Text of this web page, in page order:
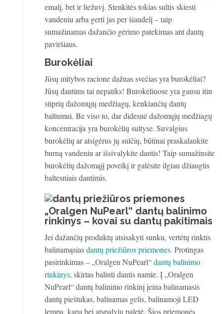
emalį, bet ir liežuvį. Stenkitės tokias sultis skiesti
vandeniu arba gerti jas per šiaudelį – taip
sumažinamas dažančio gėrimo patekimas ant dantų
paviršiaus.
Burokėliai
Jūsų mitybos racione dažnas svečias yra burokėliai?
Jūsų dantims tai nepatiks! Burokėliuose yra gausu itin
stiprių dažomųjų medžiagų, kenkiančių dantų
baltumui. Be viso to, dar didesnė dažomųjų medžiagų
koncentracija yra burokėlių sultyse. Suvalgius
burokėlių ar atsigėrus jų sulčių, būtinai praskalaukite
burną vandeniu ar išsivalykite dantis! Taip sumažinsite
burokėlių dažomąjį poveikį ir galėsite ilgiau džiaugtis
baltesniais dantimis.
„Oralgen NuPearl“ dantų balinimo
rinkinys – kovai su dantų pakitimais
Jei dažančių produktų atsisakyti sunku, vertėtų rinktis
balinamąsiasdantų priežiūros priemones. Protingas
pasirinkimas – „Oralgen NuPearl“dantų balinimo
rinkinys, skirtas balinti dantis namie. Į „Oralgen
NuPearl“ dantų balinimo rinkinį įeina balinamasis
dantų pieštukas, balinamas gelis, balinamoji LED
lempa, kapa bei atspalvių paletė. Šios priemonės